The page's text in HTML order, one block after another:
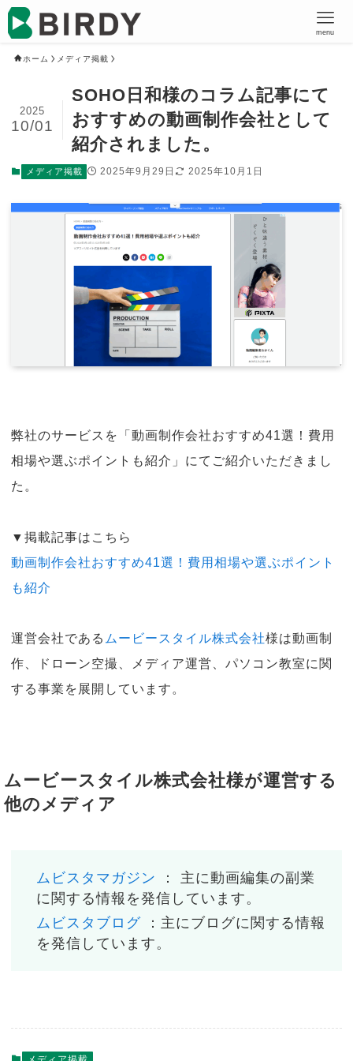
menu
ホーム メディア掲載
SOHO日和様のコラム記事にて
おすすめの動画制作会社として
紹介されました。
2025
10/01
メディア掲載 2025年9月29日 2025年10月1日
弊社のサービスを「動画制作会社おすすめ41選！費用
相場や選ぶポイントも紹介」にてご紹介いただきまし
た。
▼掲載記事はこちら
動画制作会社おすすめ41選！費用相場や選ぶポイント
も紹介
運営会社である ムービースタイル株式会社様は動画制
作、ドローン空撮、メディア運営、パソコン教室に関
する事業を展開しています。
ムービースタイル株式会社様が運営する
他のメディア
ムビスタマガジン ： 主に動画編集の副業
に関する情報を発信しています。
ムビスタブログ：主にブログに関する情報
を発信しています。